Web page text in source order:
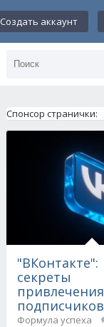
Создать аккаунт
Спонсор странички:
"ВКонтакте":
секреты
привлечения
подписчиков
Формула успеха